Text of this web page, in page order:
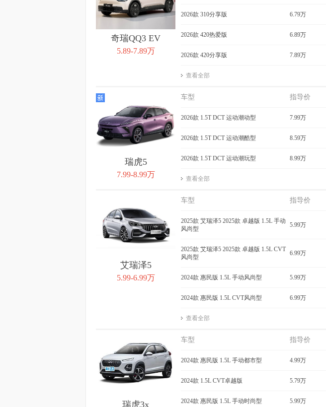
获取底价 获取底价 获取底价
QQ冰淇淋 2024款 青
春版 205km 奶昔
获取底价
4.39万
QQ冰淇淋 2024款
205km 元气版
获取底价
QQ冰淇淋 2024款
205km 元气版
获取底价
奇瑞QQ3 EV
5.89-7.89万
2026款 310分享版 6.79万
2026款 420热爱版 6.89万
2026款 420分享版 7.89万
查看全部
瑞虎5
7.99-8.99万
车型 指导价
2026款 1.5T DCT 运动潮动型 7.99万
2026款 1.5T DCT 运动潮酷型 8.59万
2026款 1.5T DCT 运动潮玩型 8.99万
查看全部
艾瑞泽5
5.99-6.99万
车型 指导价
2025款 艾瑞泽5 2025款 卓越版 1.5L 手动
风尚型
5.99万
2025款 艾瑞泽5 2025款 卓越版 1.5L CVT
风尚型
6.99万
2024款 惠民版 1.5L 手动风尚型 5.99万
2024款 惠民版 1.5L CVT风尚型 6.99万
查看全部
瑞虎3x
车型 指导价
2024款 惠民版 1.5L 手动都市型 4.99万
2024款 1.5L CVT卓越版 5.79万
2024款 惠民版 1.5L 手动时尚型 5.99万